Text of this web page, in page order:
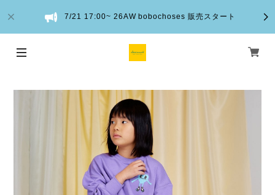
7/21 17:00~ 26AW bobochoses 販売スタート